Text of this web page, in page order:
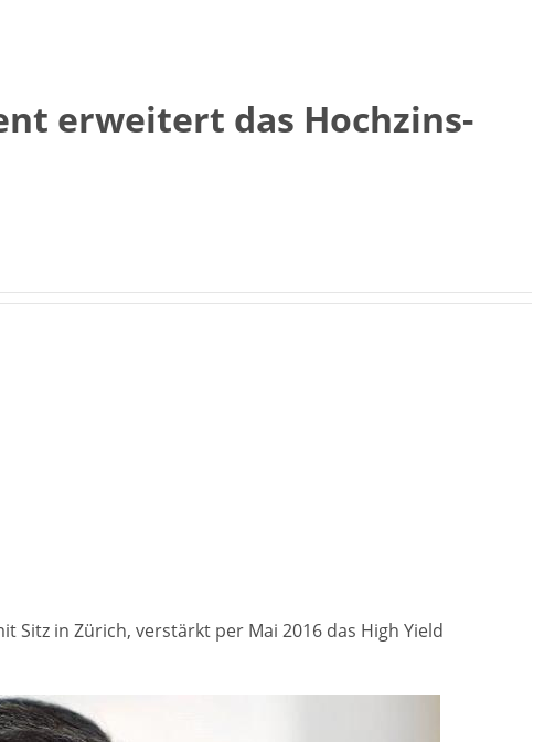
erweitert das Hochzins-
Sitz in Zürich, verstärkt per Mai 2016 das High Yield